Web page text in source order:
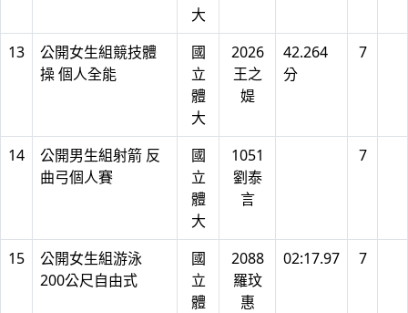
大
13
公開女生組競技體
操 個人全能
國
立
體
大
2026
王之
媞
42.264
分
7
14
公開男生組射箭 反
曲弓個人賽
國
立
體
大
1051
劉泰
言
7
15
公開女生組游泳
200公尺自由式
國
立
體
2088
羅玟
惠
02:17.97 7